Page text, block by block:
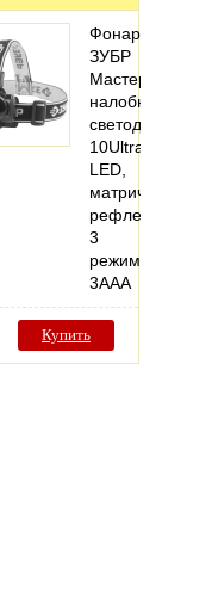
Фонарь
ЗУБР
Мастер
налобный
светодиодный,
10Ultra
LED,
матричный
рефлектор,
3
режима,
3ААА
Купить